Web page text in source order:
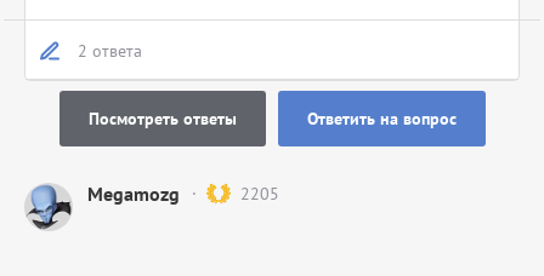
2 ответа
Посмотреть ответы Ответить на вопрос
Megamozg 2205